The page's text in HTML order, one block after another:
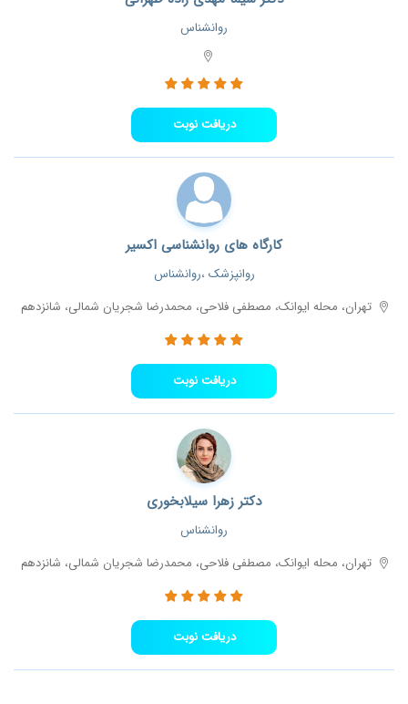
روانشناس
دریافت نوبت
کارگاه های روانشناسی اکسیر
روانپزشک ،روانشناس
تهران، محله ایوانک، مصطفی فلاحی، محمدرضا شجریان شمالی، شانزدهم
دریافت نوبت
دکتر زهرا سیلابخوری
روانشناس
تهران، محله ایوانک، مصطفی فلاحی، محمدرضا شجریان شمالی، شانزدهم
دریافت نوبت